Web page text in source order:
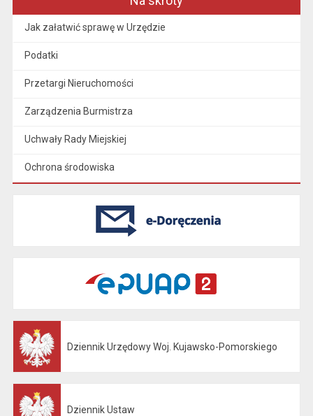
Jak załatwić sprawę w Urzędzie
Podatki
Przetargi Nieruchomości
Zarządzenia Burmistrza
Uchwały Rady Miejskiej
Ochrona środowiska
Dziennik Urzędowy Woj. Kujawsko-Pomorskiego
Dziennik Ustaw